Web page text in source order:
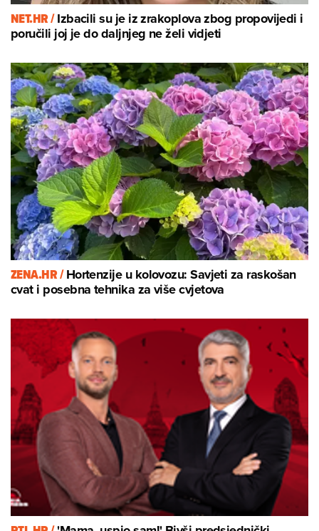
NET.HR /Izbacili su je iz zrakoplova zbog propovijedi i
poručili joj je do daljnjeg ne želi vidjeti
ZENA.HR /Hortenzije u kolovozu: Savjeti za raskošan
cvat i posebna tehnika za više cvjetova